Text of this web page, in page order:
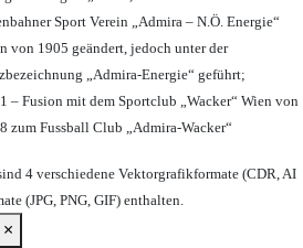
Sport Verein „Admira – N.Ö. Energie“
von 1905 geändert, jedoch unter der
„Admira-Energie“ geführt;
– Fusion mit dem Sportclub „Wacker“ Wien von
zum Fussball Club „Admira-Wacker“
4 verschiedene Vektorgrafikformate (CDR, AI
(JPG, PNG, GIF) enthalten.
×